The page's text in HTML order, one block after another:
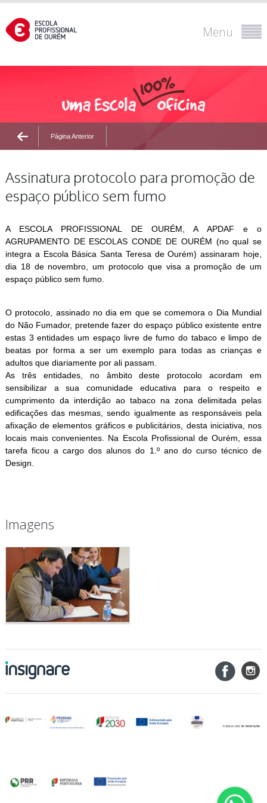
Menu
Página Anterior
Assinatura protocolo para promoção de
espaço público sem fumo
A ESCOLA PROFISSIONAL DE OURÉM, A APDAF e o
AGRUPAMENTO DE ESCOLAS CONDE DE OURÉM (no qual se
integra a Escola Básica Santa Teresa de Ourém) assinaram hoje,
dia 18 de novembro, um protocolo que visa a promoção de um
espaço público sem fumo.
O protocolo, assinado no dia em que se comemora o Dia Mundial
do Não Fumador, pretende fazer do espaço público existente entre
estas 3 entidades um espaço livre de fumo do tabaco e limpo de
beatas por forma a ser um exemplo para todas as crianças e
adultos que diariamente por ali passam.
As três entidades, no âmbito deste protocolo acordam em
sensibilizar a sua comunidade educativa para o respeito e
cumprimento da interdição ao tabaco na zona delimitada pelas
edificações das mesmas, sendo igualmente as responsáveis pela
afixação de elementos gráficos e publicitários, desta iniciativa, nos
locais mais convenientes. Na Escola Profissional de Ourém, essa
tarefa ficou a cargo dos alunos do 1.º ano do curso técnico de
Design.
Imagens